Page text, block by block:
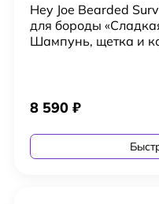
Hey Joe Bearded
для бороды
Шампунь, щетка и
8 590 ₽